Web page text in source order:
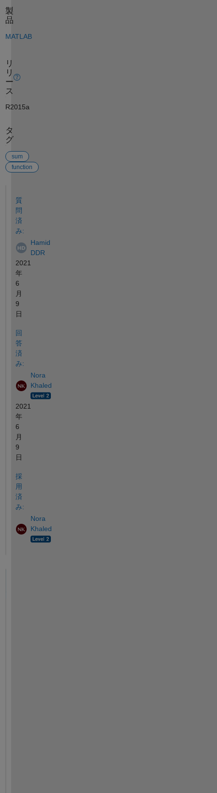
製
品
MATLAB
リ
リ
ー
ス
R2015a
タ
グ
sum
function
質
問
済
み:
Hamid
DDR
2021
年
6
月
9
日
回
答
済
み:
Nora
Khaled
2021
年
6
月
9
日
採
用
済
み:
Nora
Khaled